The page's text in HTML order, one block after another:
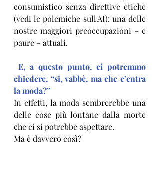
consumistico senza direttive etiche
(vedi le polemiche sull'AI): una delle
nostre maggiori preoccupazioni – e
paure – attuali.
chiedere, “si, vabbè, ma che c’entra
la moda?”
In effetti, la moda sembrerebbe una
delle cose più lontane dalla morte
che ci si potrebbe aspettare.
Ma è davvero così?